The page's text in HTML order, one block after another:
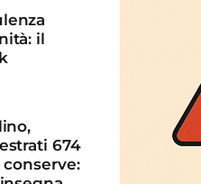
il
674